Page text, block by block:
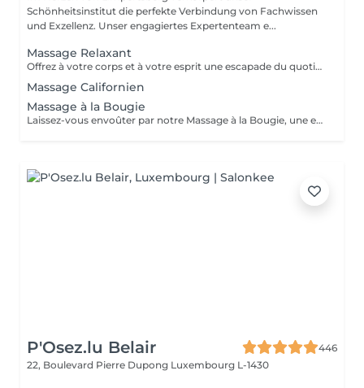
Schönheitsinstitut die perfekte Verbindung von Fachwissen
und Exzellenz. Unser engagiertes Expertenteam e...
Massage Relaxant
Offrez à votre corps et à votre esprit une escapade du quotidien avec notre Massage Relaxant. Conçu pour apaiser les muscles tendus et l'esprit agité, ce massage est une invitation à la tranquillité. Les gestes doux et enveloppants vous plongent dans un état de détente profonde, éliminant le stress et favorisant une relaxation totale. Laissez-vous dorloter, ressourcez-vous et repartez avec un sourire apaisé.
Massage Californien
Massage à la Bougie
Laissez-vous envoûter par notre Massage à la Bougie, une expérience sensorielle unique. La chaleur douce et apaisante de la cire fondue associée à des mouvements délicats vous transporte dans un cocon de relaxation. Vos sens seront comblés par les parfums apaisants de nos bougies spécialement conçues. Plongez dans un état de béatitude et ressortez avec une peau soyeuse et un esprit apaisé.
P'Osez.lu Belair
446
22, Boulevard Pierre Dupong Luxembourg L-1430